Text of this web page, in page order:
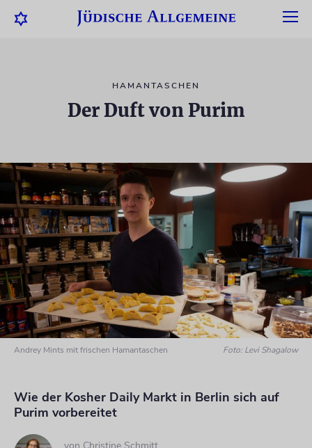
HAMANTASCHEN
Der Duft von Purim
Andrey Mints mit frischen Hamantaschen Foto: Levi Shagalow
Wie der Kosher Daily Markt in Berlin sich auf
Purim vorbereitet
von Christine Schmitt